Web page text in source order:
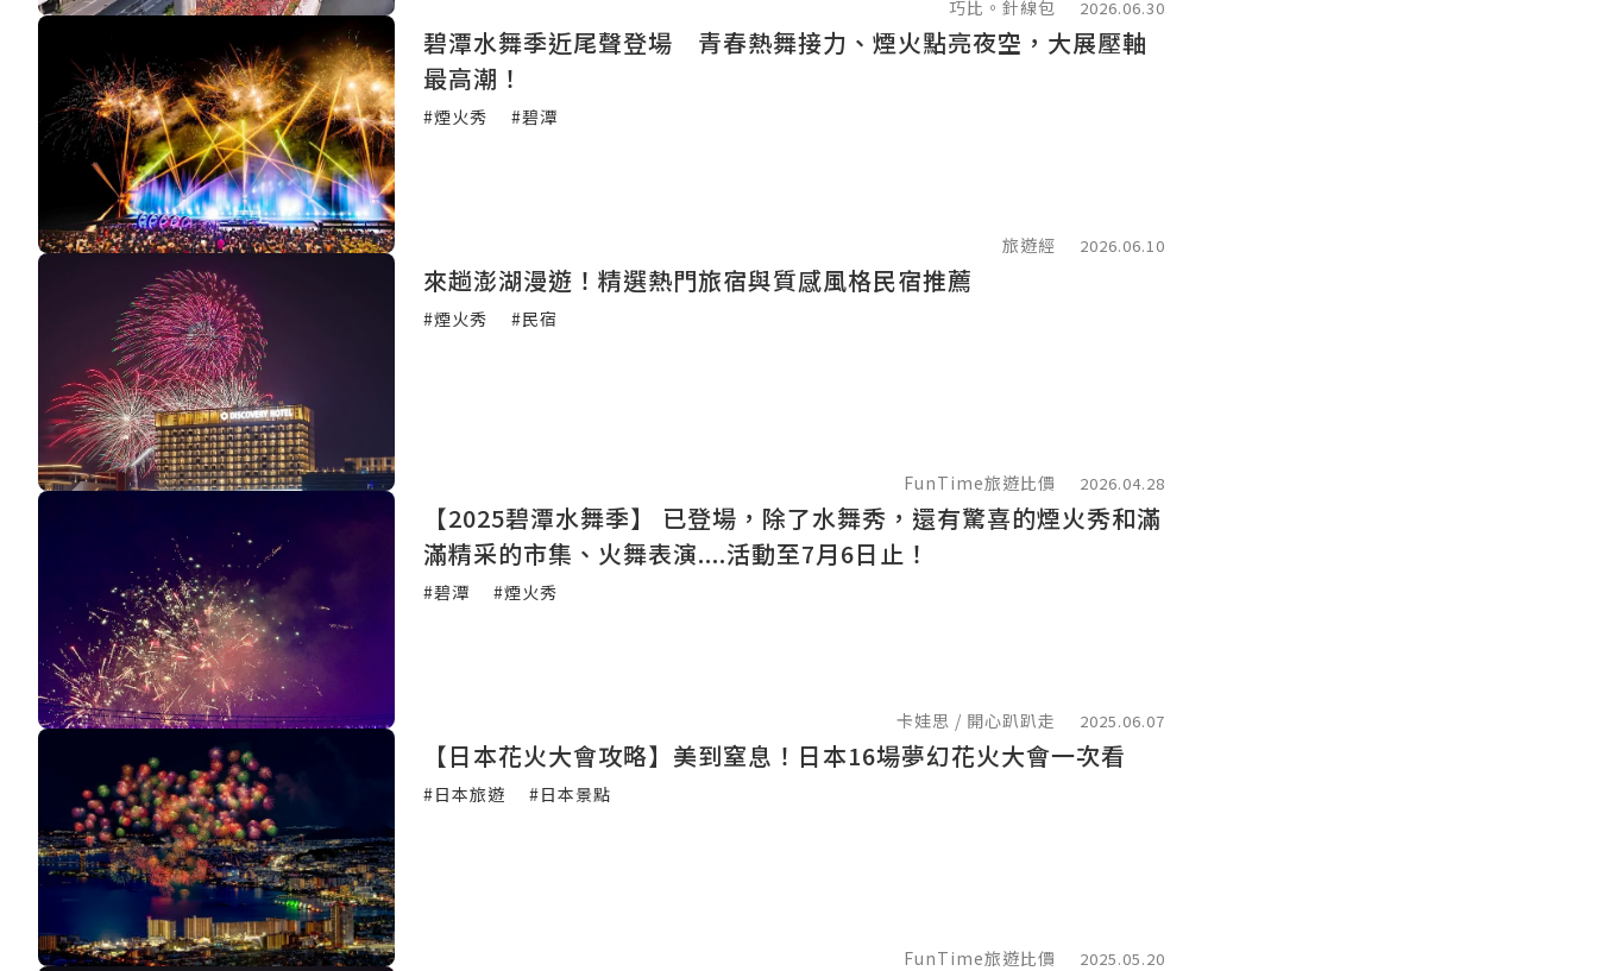
巧比。針線包 2026.06.30
碧潭水舞季近尾聲登場 青春熱舞接力、煙火點亮夜空，大展壓軸
最高潮！
#煙火秀 #碧潭
旅遊經 2026.06.10
來趟澎湖漫遊！精選熱門旅宿與質感風格民宿推薦
#煙火秀 #民宿
FunTime旅遊比價 2026.04.28
【2025碧潭水舞季】 已登場，除了水舞秀，還有驚喜的煙火秀和滿
滿精采的市集、火舞表演....活動至7月6日止！
#碧潭 #煙火秀
卡娃思 / 開心趴趴走 2025.06.07
【日本花火大會攻略】美到窒息！日本16場夢幻花火大會一次看
#日本旅遊 #日本景點
FunTime旅遊比價 2025.05.20